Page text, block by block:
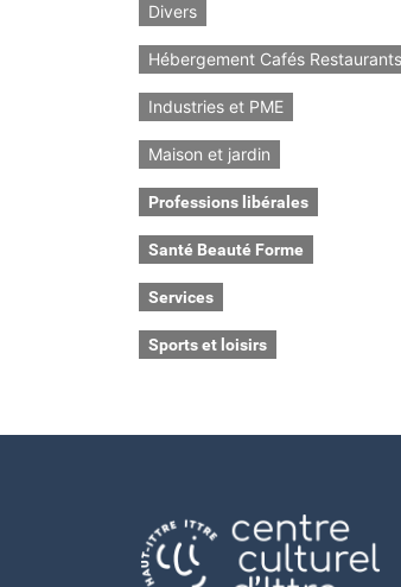
Divers
Hébergement Cafés Restaurants
Industries et PME
Maison et jardin
Professions libérales
Santé Beauté Forme
Services
Sports et loisirs